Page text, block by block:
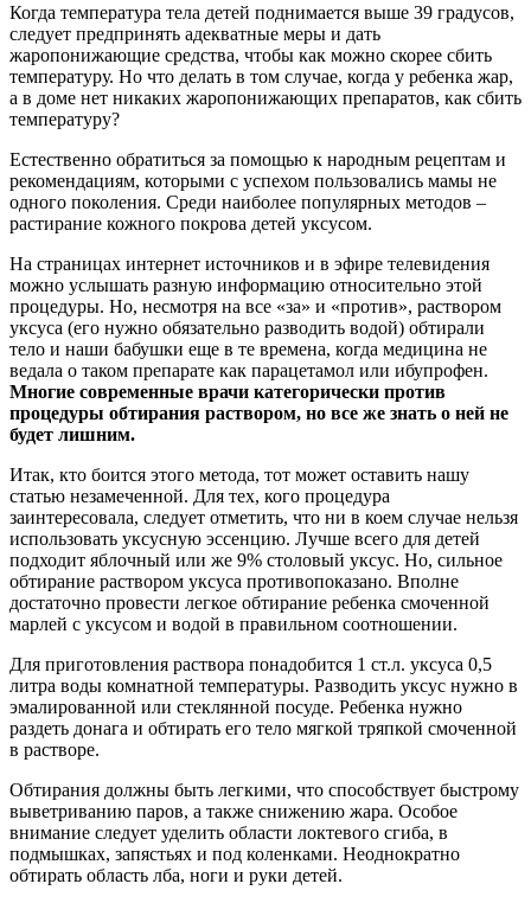
Когда температура тела детей поднимается выше 39 градусов,
следует предпринять адекватные меры и дать
жаропонижающие средства, чтобы как можно скорее сбить
температуру. Но что делать в том случае, когда у ребенка жар,
а в доме нет никаких жаропонижающих препаратов, как сбить
температуру?
Естественно обратиться за помощью к народным рецептам и
рекомендациям, которыми с успехом пользовались мамы не
одного поколения. Среди наиболее популярных методов –
растирание кожного покрова детей уксусом.
На страницах интернет источников и в эфире телевидения
можно услышать разную информацию относительно этой
процедуры. Но, несмотря на все «за» и «против», раствором
уксуса (его нужно обязательно разводить водой) обтирали
тело и наши бабушки еще в те времена, когда медицина не
ведала о таком препарате как парацетамол или ибупрофен.
Многие современные врачи категорически против
процедуры обтирания раствором, но все же знать о ней не
будет лишним.
Итак, кто боится этого метода, тот может оставить нашу
статью незамеченной. Для тех, кого процедура
заинтересовала, следует отметить, что ни в коем случае нельзя
использовать уксусную эссенцию. Лучше всего для детей
подходит яблочный или же 9% столовый уксус. Но, сильное
обтирание раствором уксуса противопоказано. Вполне
достаточно провести легкое обтирание ребенка смоченной
марлей с уксусом и водой в правильном соотношении.
Для приготовления раствора понадобится 1 ст.л. уксуса 0,5
литра воды комнатной температуры. Разводить уксус нужно в
эмалированной или стеклянной посуде. Ребенка нужно
раздеть донага и обтирать его тело мягкой тряпкой смоченной
в растворе.
Обтирания должны быть легкими, что способствует быстрому
выветриванию паров, а также снижению жара. Особое
внимание следует уделить области локтевого сгиба, в
подмышках, запястьях и под коленками. Неоднократно
обтирать область лба, ноги и руки детей.